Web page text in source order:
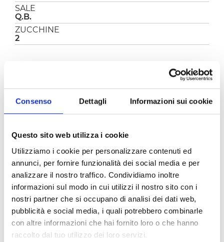
Consenso Dettagli Informazioni sui cookie
Questo sito web utilizza i cookie
Utilizziamo i cookie per personalizzare contenuti ed
annunci, per fornire funzionalità dei social media e per
analizzare il nostro traffico. Condividiamo inoltre
informazioni sul modo in cui utilizzi il nostro sito con i
nostri partner che si occupano di analisi dei dati web,
pubblicità e social media, i quali potrebbero combinarle
con altre informazioni che hai fornito loro o che hanno
raccolto dal tuo utilizzo dei loro servizi.
SALE
Q.B.
ZUCCHINE
2
pomodoro a cubetti, cipolle, melanzane,
peperoni e zucchine.
una padella con olio evo cucinare
iniziando con i peperoni, passando poi alle
melanzane e, per ultime, le zucchine.
Mettere le verdure da parte in un vassoio.
Una volta che tutte le verdure saranno cotte
(facendo attenzione che siano croccanti),
nella stessa padella indorare prima le cipolle e
poi aggiungere ilpomodoro a cubetti Pomì,
lasciando cuocere il fricò di verdure per 15
minuti.